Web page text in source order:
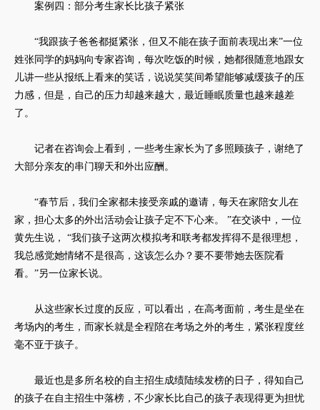
案例四：部分考生家长比孩子紧张
“我跟孩子爸爸都挺紧张，但又不能在孩子面前表现出来”一位
姓张同学的妈妈向专家咨询，每次吃饭的时候，她都很随意地跟女
儿讲一些从报纸上看来的笑话，说说笑笑间希望能够减缓孩子的压
力感，但是，自己的压力却越来越大，最近睡眠质量也越来越差
了。
记者在咨询会上看到，一些考生家长为了多照顾孩子，谢绝了
大部分亲友的串门聊天和外出应酬。
“春节后，我们全家都未接受亲戚的邀请，每天在家陪女儿在
家，担心太多的外出活动会让孩子定不下心来。 ”在交谈中，一位
黄先生说， “我们孩子这两次模拟考和联考都发挥得不是很理想，
我总感觉她情绪不是很高，这该怎么办？要不要带她去医院看
看。”另一位家长说。
从这些家长过度的反应，可以看出，在高考面前，考生是坐在
考场内的考生，而家长就是全程陪在考场之外的考生，紧张程度丝
毫不亚于孩子。
最近也是多所名校的自主招生成绩陆续发榜的日子，得知自己
的孩子在自主招生中落榜，不少家长比自己的孩子表现得更为担忧